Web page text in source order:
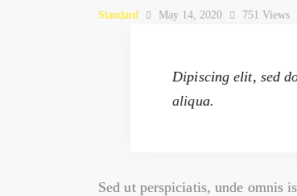
Standard May 14, 2020 751 Views
Dipiscing elit, sed
aliqua.
Sed ut perspiciatis, unde omnis